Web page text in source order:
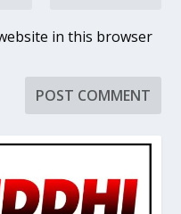
in this browser